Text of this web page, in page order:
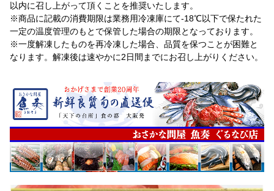
以内に召し上がって頂くことを推奨いたします。
※商品に記載の消費期限は業務用冷凍庫にて-18℃以下で保たれた
一定の温度管理のもとで保管した場合の期限となっております。
※一度解凍したものを再冷凍した場合、品質を保つことが困難と
なります。解凍後は速やかに2日間までにお召し上がりください。